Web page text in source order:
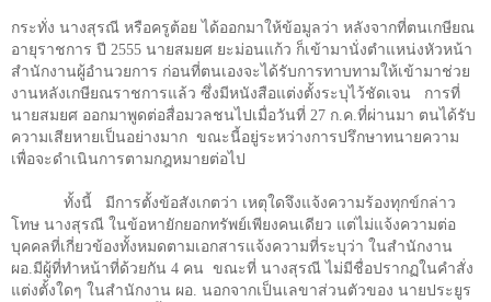
กระทั่ง นางสุรณี หรือครูต้อย ได้ออกมาให้ข้อมูลว่า หลังจากที่ตนเกษียณ
อายุราชการ ปี 2555 นายสมยศ ยะม่อนแก้ว ก็เข้ามานั่งตำแหน่งหัวหน้า
สำนักงานผู้อำนวยการ ก่อนที่ตนเองจะได้รับการทาบทามให้เข้ามาช่วย
งานหลังเกษียณราชการแล้ว ซึ่งมีหนังสือแต่งตั้งระบุไว้ชัดเจน การที่
นายสมยศ ออกมาพูดต่อสื่อมวลชนไปเมื่อวันที่ 27 ก.ค.ที่ผ่านมา ตนได้รับ
ความเสียหายเป็นอย่างมาก ขณะนี้อยู่ระหว่างการปรึกษาทนายความ
เพื่อจะดำเนินการตามกฎหมายต่อไป
ทั้งนี้ มีการตั้งข้อสังเกตว่า เหตุใดจึงแจ้งความร้องทุกข์กล่าว
โทษ นางสุรณี ในข้อหายักยอกทรัพย์เพียงคนเดียว แต่ไม่แจ้งความต่อ
บุคคลที่เกี่ยวข้องทั้งหมดตามเอกสารแจ้งความที่ระบุว่า ในสำนักงาน
ผอ.มีผู้ที่ทำหน้าที่ด้วยกัน 4 คน ขณะที่ นางสุรณี ไม่มีชื่อปรากฏในคำสั่ง
แต่งตั้งใดๆ ในสำนักงาน ผอ. นอกจากเป็นเลขาส่วนตัวของ นายประยูร